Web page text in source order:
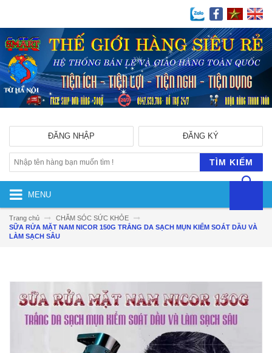
ĐĂNG KÝ
ĐĂNG NHẬP
TÌM KIẾM
MENU
Trang chủ
CHĂM SÓC SỨC KHỎE
SỮA RỬA MẶT NAM NICOR 150G TRẮNG DA SẠCH MỤN KIỂM SOÁT DẦU VÀ
LÀM SẠCH SÂU